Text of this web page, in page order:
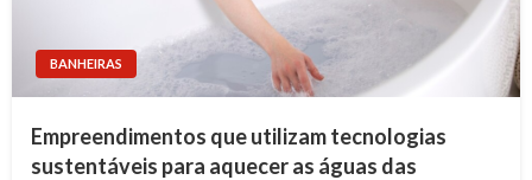
BANHEIRAS
Empreendimentos que utilizam tecnologias
sustentáveis para aquecer as águas das